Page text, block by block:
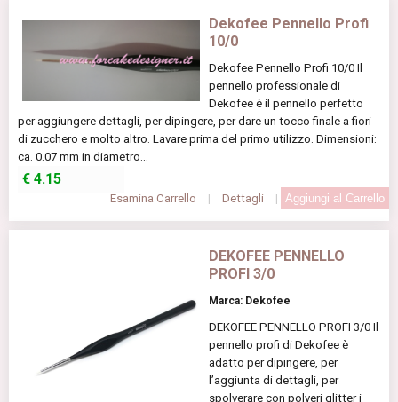
Dekofee Pennello Profi
10/0
Dekofee Pennello Profi 10/0 Il
pennello professionale di
Dekofee è il pennello perfetto
per aggiungere dettagli, per dipingere, per dare un tocco finale a fiori
di zucchero e molto altro. Lavare prima del primo utilizzo. Dimensioni:
ca. 0.07 mm in diametro...
€ 4.15
Esamina Carrello | Dettagli |
DEKOFEE PENNELLO
PROFI 3/0
Marca: Dekofee
DEKOFEE PENNELLO PROFI 3/0 Il
pennello profi di Dekofee è
adatto per dipingere, per
l’aggiunta di dettagli, per
spolverare con polveri glitter i